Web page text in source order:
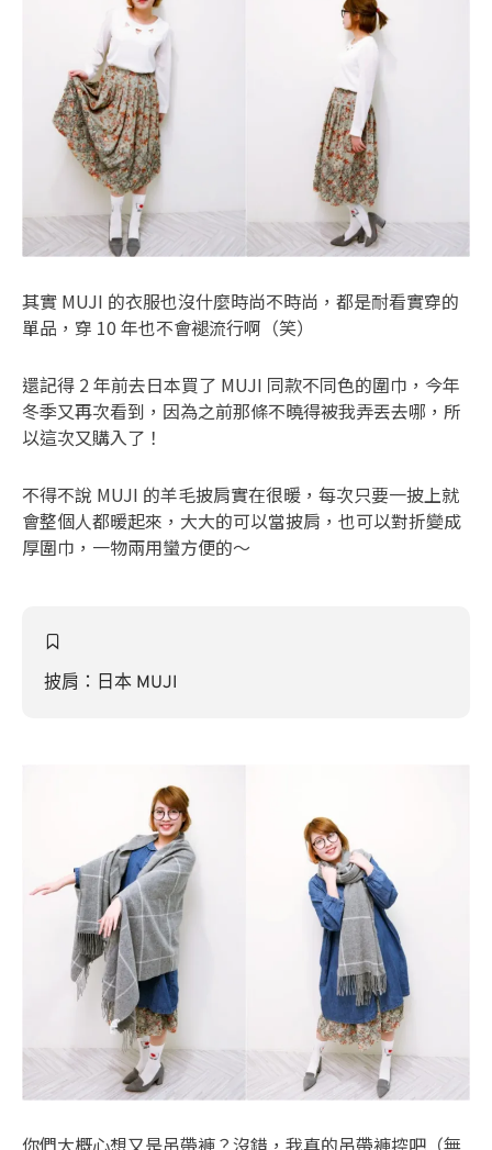
其實 MUJI 的衣服也沒什麼時尚不時尚，都是耐看實穿的
單品，穿 10 年也不會褪流行啊（笑）
還記得 2 年前去日本買了 MUJI 同款不同色的圍巾，今年
冬季又再次看到，因為之前那條不曉得被我弄丟去哪，所
以這次又購入了！
不得不說 MUJI 的羊毛披肩實在很暖，每次只要一披上就
會整個人都暖起來，大大的可以當披肩，也可以對折變成
厚圍巾，一物兩用蠻方便的～
披肩：日本 MUJI
你們大概心想又是吊帶褲？沒錯，我真的吊帶褲控吧（無